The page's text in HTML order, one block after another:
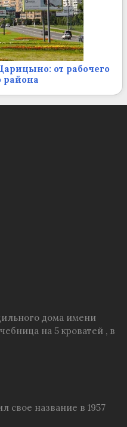
от рабочего
района
дома имени
на 5 кроватей , в
свое название в 1957